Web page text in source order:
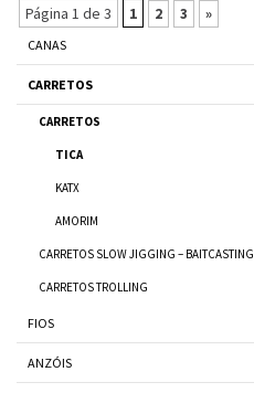
CANAS
CARRETOS
CARRETOS
TICA
KATX
AMORIM
CARRETOS SLOW JIGGING – BAITCASTING
CARRETOS TROLLING
FIOS
ANZÓIS
Página 1 de 3 1 2 3 »